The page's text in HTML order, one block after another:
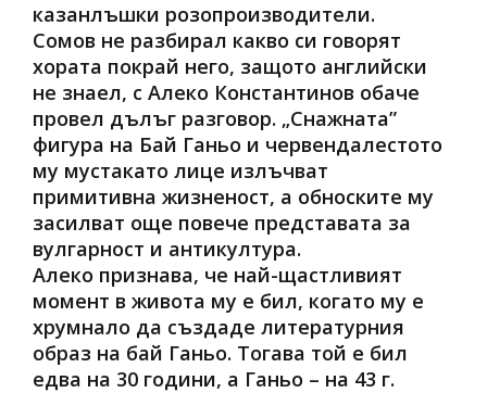
казанлъшки розопроизводители.
Сомов не разбирал какво си говорят
хората покрай него, защото английски
не знаел, с Алеко Константинов обаче
провел дълъг разговор. „Снажната”
фигура на Бай Ганьо и червендалестото
му мустакато лице излъчват
примитивна жизненост, а обноските му
засилват още повече представата за
вулгарност и антикултура.
Алеко признава, че най-щастливият
момент в живота му е бил, когато му е
хрумнало да създаде литературния
образ на бай Ганьо. Тогава той е бил
едва на 30 години, а Ганьо – на 43 г.